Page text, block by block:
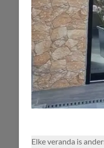
Elke veranda is